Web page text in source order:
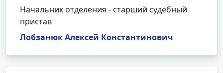
Начальник отделения - старший судебный
пристав
Лобзанюк Алексей Константинович